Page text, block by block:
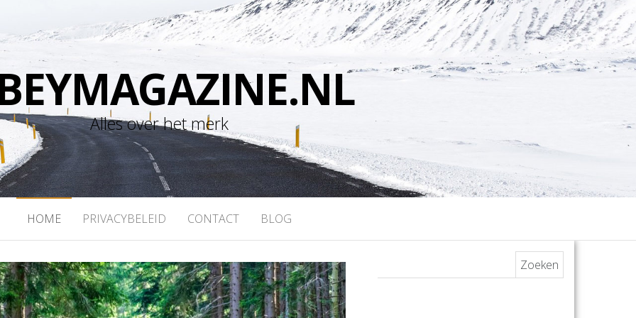
Alles over het merk
HOME PRIVACYBELEID CONTACT BLOG